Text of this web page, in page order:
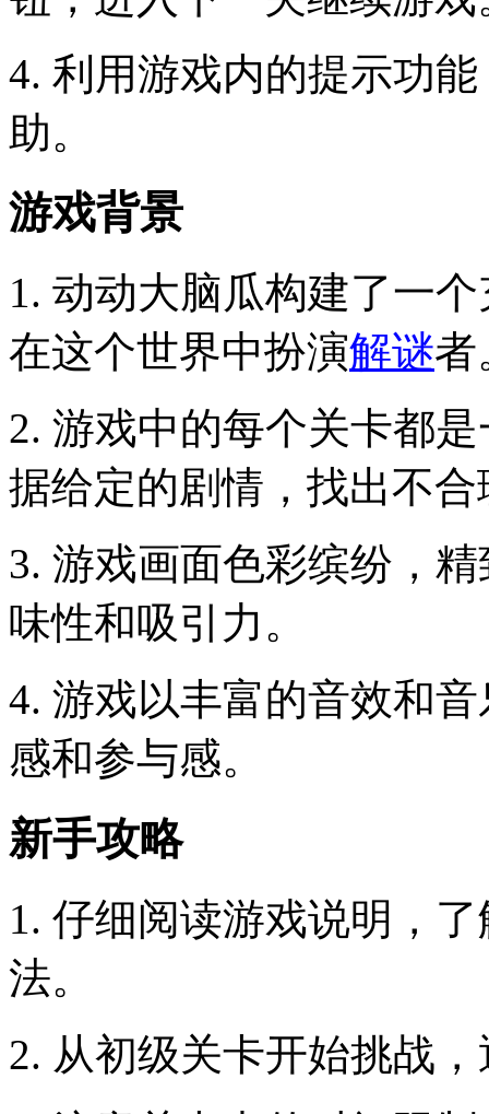
4. 利用游戏内的提示功
助。
游戏背景
1. 动动大脑瓜构建了一
在这个世界中扮演解谜者
2. 游戏中的每个关卡都
据给定的剧情，找出不
3. 游戏画面色彩缤纷，
味性和吸引力。
4. 游戏以丰富的音效和
感和参与感。
新手攻略
1. 仔细阅读游戏说明，
法。
2. 从初级关卡开始挑战